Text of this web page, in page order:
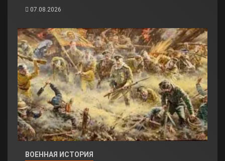
07.08.2026
ВОЕННАЯ ИСТОРИЯ